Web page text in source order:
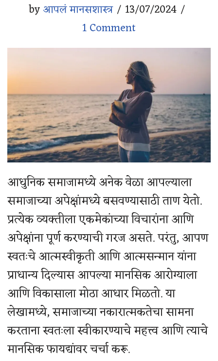
byआपलं मानसशास्त्र
13/07/2024
1 Comment
आधुनिक समाजामध्ये अनेक वेळा आपल्याला
समाजाच्या अपेक्षांमध्ये बसवण्यासाठी ताण येतो.
प्रत्येक व्यक्तीला एकमेकांच्या विचारांना आणि
अपेक्षांना पूर्ण करण्याची गरज असते. परंतु, आपण
स्वतःचे आत्मस्वीकृती आणि आत्मसन्मान यांना
प्राधान्य दिल्यास आपल्या मानसिक आरोग्याला
आणि विकासाला मोठा आधार मिळतो. या
लेखामध्ये, समाजाच्या नकारात्मकतेचा सामना
करताना स्वतःला स्वीकारण्याचे महत्त्व आणि त्याचे
मानसिक फायद्यांवर चर्चा करू.